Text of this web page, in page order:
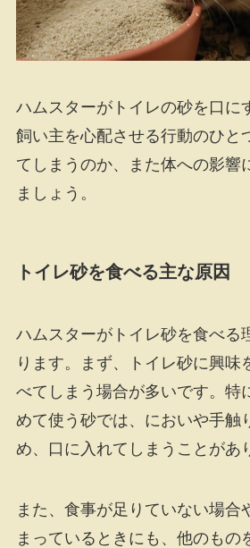
ハムスターがトイレの砂を口に
飼い主を心配させる行動のひと
てしまうのか、また体への影響
ましょう。
トイレ砂を食べる主な原因
ハムスターがトイレ砂を食べる
ります。まず、トイレ砂に興味
べてしまう場合が多いです。特
めて使う砂では、においや手触
め、口に入れてしまうことがあ
また、食事が足りていない場合
まっているときにも、他のもの